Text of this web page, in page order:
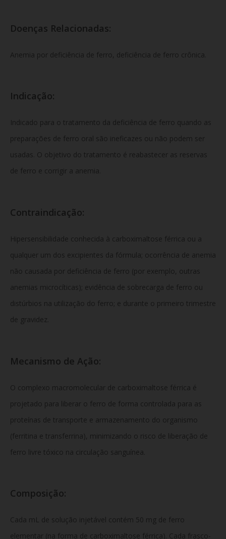
Doenças Relacionadas:
Anemia por deficiência de ferro, deficiência de ferro crônica.
Indicação:
Indicado para o tratamento da deficiência de ferro quando as
preparações de ferro oral são ineficazes ou não podem ser
usadas. O objetivo do tratamento é reabastecer as reservas
de ferro e corrigir a anemia.
Contraindicação:
Hipersensibilidade conhecida à carboximaltose férrica ou a
qualquer um dos excipientes da fórmula; ocorrência de anemia
não causada por deficiência de ferro (por exemplo, outras
anemias microcíticas); evidência de sobrecarga de ferro ou
distúrbios na utilização do ferro; e durante o primeiro trimestre
de gravidez.
Mecanismo de Ação:
O complexo macromolecular de carboximaltose férrica é
projetado para liberar o ferro de forma controlada para as
proteínas de transporte e armazenamento do organismo
(ferritina e transferrina), minimizando o risco de liberação de
ferro livre tóxico na circulação sanguínea.
Composição:
Cada mL de solução injetável contém 50 mg de ferro
elementar (na forma de carboximaltose férrica). Cada frasco-